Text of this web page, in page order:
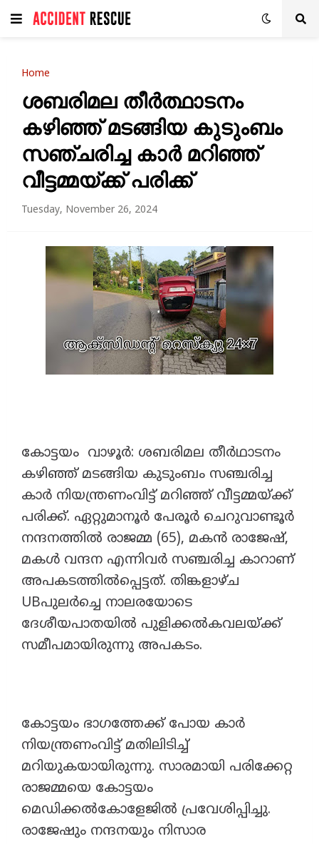
Home
ശബരിമല തീർത്ഥാടനം
കഴിഞ്ഞ് മടങ്ങിയ കുടുംബം
സഞ്ചരിച്ച കാർ മറിഞ്ഞ്
വീട്ടമ്മയ്ക്ക് പരിക്ക്
Tuesday, November 26, 2024
കോട്ടയം വാഴൂർ: ശബരിമല തീർഥാടനം
കഴിഞ്ഞ് മടങ്ങിയ കുടുംബം സഞ്ചരിച്ച
കാർ നിയന്ത്രണംവിട്ട് മറിഞ്ഞ് വീട്ടമ്മയ്ക്ക്
പരിക്ക്. ഏറ്റുമാനൂർ പേരൂർ ചെറുവാണ്ടൂർ
നന്ദനത്തിൽ രാജമ്മ (65), മകൻ രാജേഷ്,
മകൾ വന്ദന എന്നിവർ സഞ്ചരിച്ച കാറാണ്
അപകടത്തിൽപ്പെട്ടത്. തിങ്കളാഴ്ച
UBപുലർച്ചെ നാലരയോടെ
ദേശീയപാതയിൽ പുളിക്കൽകവലയ്ക്ക്
സമീപമായിരുന്നു അപകടം.
കോട്ടയം ഭാഗത്തേക്ക് പോയ കാർ
നിയന്ത്രണംവിട്ട് മതിലിടിച്ച്
മറിയുകയായിരുന്നു. സാരമായി പരിക്കേറ്റ
രാജമ്മയെ കോട്ടയം
മെഡിക്കൽകോളേജിൽ പ്രവേശിപ്പിച്ചു.
രാജേഷും നന്ദനയും നിസാര